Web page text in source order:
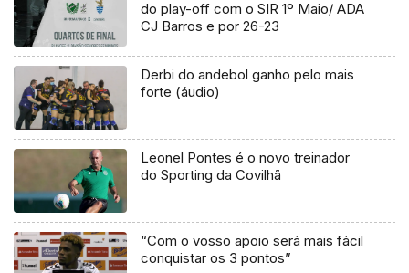
do play-off com o SIR 1º Maio/ ADA
CJ Barros e por 26-23
Derbi do andebol ganho pelo mais
forte (áudio)
Leonel Pontes é o novo treinador
do Sporting da Covilhã
“Com o vosso apoio será mais fácil
conquistar os 3 pontos”